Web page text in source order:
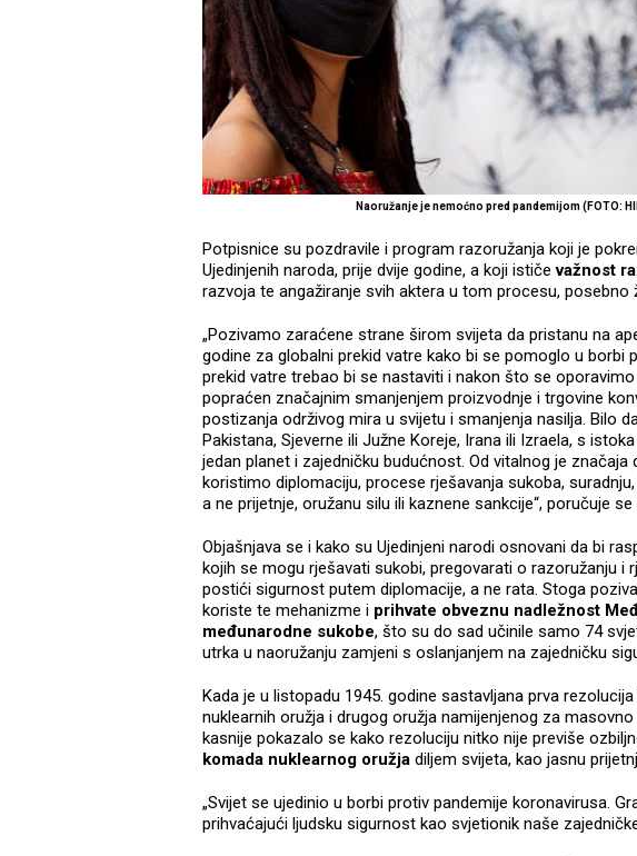
Naoružanje je nemoćno pred pandemijom (FOTO:
Potpisnice su pozdravile i program razoružanja koji je
Ujedinjenih naroda, prije dvije godine, a koji ističevažnost
razvoja te angažiranje svih aktera u tom procesu, posebno
„Pozivamo zaraćene strane širom svijeta da pristanu na
godine za globalni prekid vatre kako bi se pomoglo u borbi
prekid vatre trebao bi se nastaviti i nakon što se
popraćen značajnim smanjenjem proizvodnje i trgovine
postizanja održivog mira u svijetu i smanjenja nasilja. Bilo
Pakistana, Sjeverne ili Južne Koreje, Irana ili Izraela, s
jedan planet i zajedničku budućnost. Od vitalnog je
koristimo diplomaciju, procese rješavanja sukoba,
a ne prijetnje, oružanu silu ili kaznene sankcije“, poručuje se
Objašnjava se i kako su Ujedinjeni narodi osnovani da bi
kojih se mogu rješavati sukobi, pregovarati o razoružanju i
postići sigurnost putem diplomacije, a ne rata. Stoga
koriste te mehanizme i prihvate obveznu nadležnost
međunarodne sukobe, što su do sad učinile samo 74
utrka u naoružanju zamjeni s oslanjanjem na zajedničku
Kada je u listopadu 1945. godine sastavljana prva
nuklearnih oružja i drugog oružja namijenjenog za
kasnije pokazalo se kako rezoluciju nitko nije previše
komada nuklearnog oružja diljem svijeta, kao jasnu
„Svijet se ujedinio u borbi protiv pandemije koronavirusa.
prihvaćajući ljudsku sigurnost kao svjetionik naše